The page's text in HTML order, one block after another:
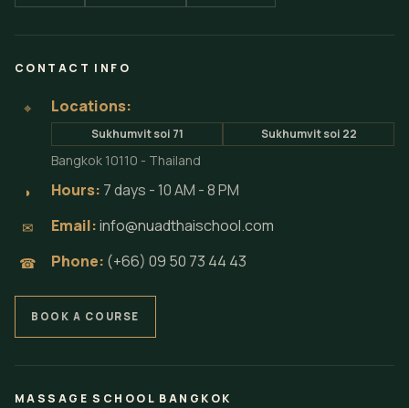
CONTACT INFO
⌖ Locations:
Sukhumvit soi 71 Sukhumvit soi 22
Bangkok 10110 - Thailand
◗ Hours: 7 days - 10 AM - 8 PM
✉ Email:info@nuadthaischool.com
☎ Phone: (+66) 09 50 73 44 43
BOOK A COURSE
MASSAGE SCHOOL BANGKOK